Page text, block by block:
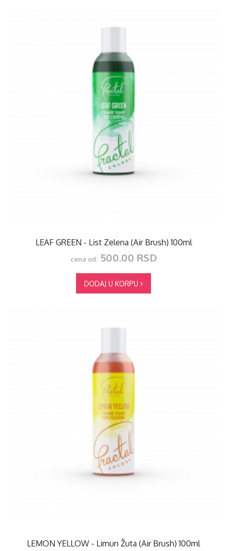
LEAF GREEN - List Zelena (Air Brush) 100ml
cena od:500.00 RSD
DODAJ U KORPU
LEMON YELLOW - Limun Žuta (Air Brush) 100ml